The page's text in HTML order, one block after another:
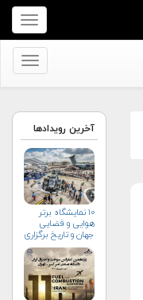
برای
نمایش
منو
برای
کنید
آخرین رویدادها
۱۰ نمایشگاه برتر
هوایی و فضایی
جهان و تاریخ برگزاری
آن‌ها